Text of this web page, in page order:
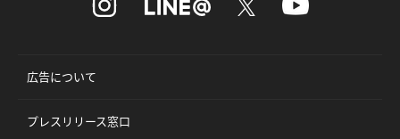
広告について
プレスリリース窓口